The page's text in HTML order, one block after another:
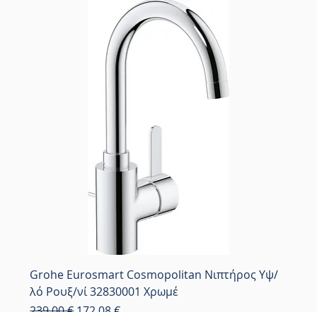
Grohe Eurosmart Cosmopolitan Νιπτήρος Υψ/
λό Ρουξ/νί 32830001 Χρωμέ